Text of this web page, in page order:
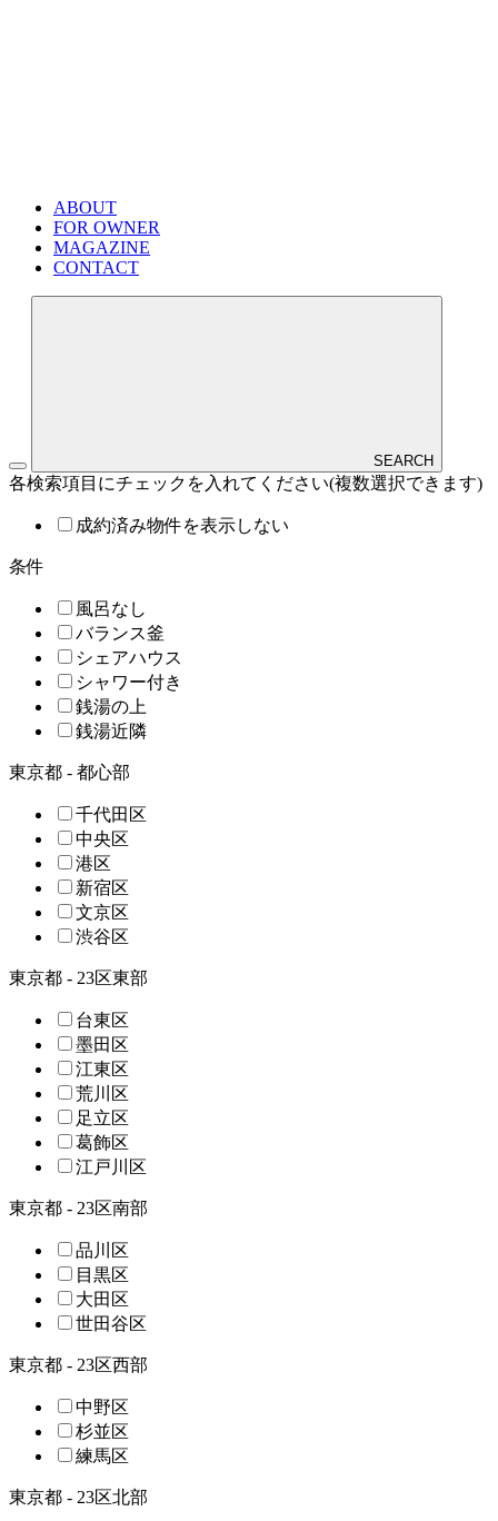
ABOUT
FOR OWNER
MAGAZINE
CONTACT
SEARCH
各検索項目にチェックを入れてください(複数選択できます)
成約済み物件を表示しない
条件
風呂なし
バランス釜
シェアハウス
シャワー付き
銭湯の上
銭湯近隣
東京都 - 都心部
千代田区
中央区
港区
新宿区
文京区
渋谷区
東京都 - 23区東部
台東区
墨田区
江東区
荒川区
足立区
葛飾区
江戸川区
東京都 - 23区南部
品川区
目黒区
大田区
世田谷区
東京都 - 23区西部
中野区
杉並区
練馬区
東京都 - 23区北部